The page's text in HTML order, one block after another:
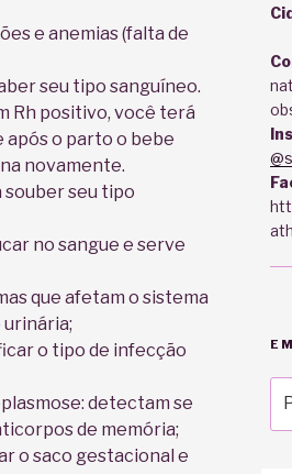
e anemias (falta de
seu tipo sanguíneo.
Rh positivo, você terá
após o parto o bebe
novamente.
souber seu tipo
no sangue e serve
que afetam o sistema
o tipo de infecção
detectam se
de memória;
o saco gestacional e